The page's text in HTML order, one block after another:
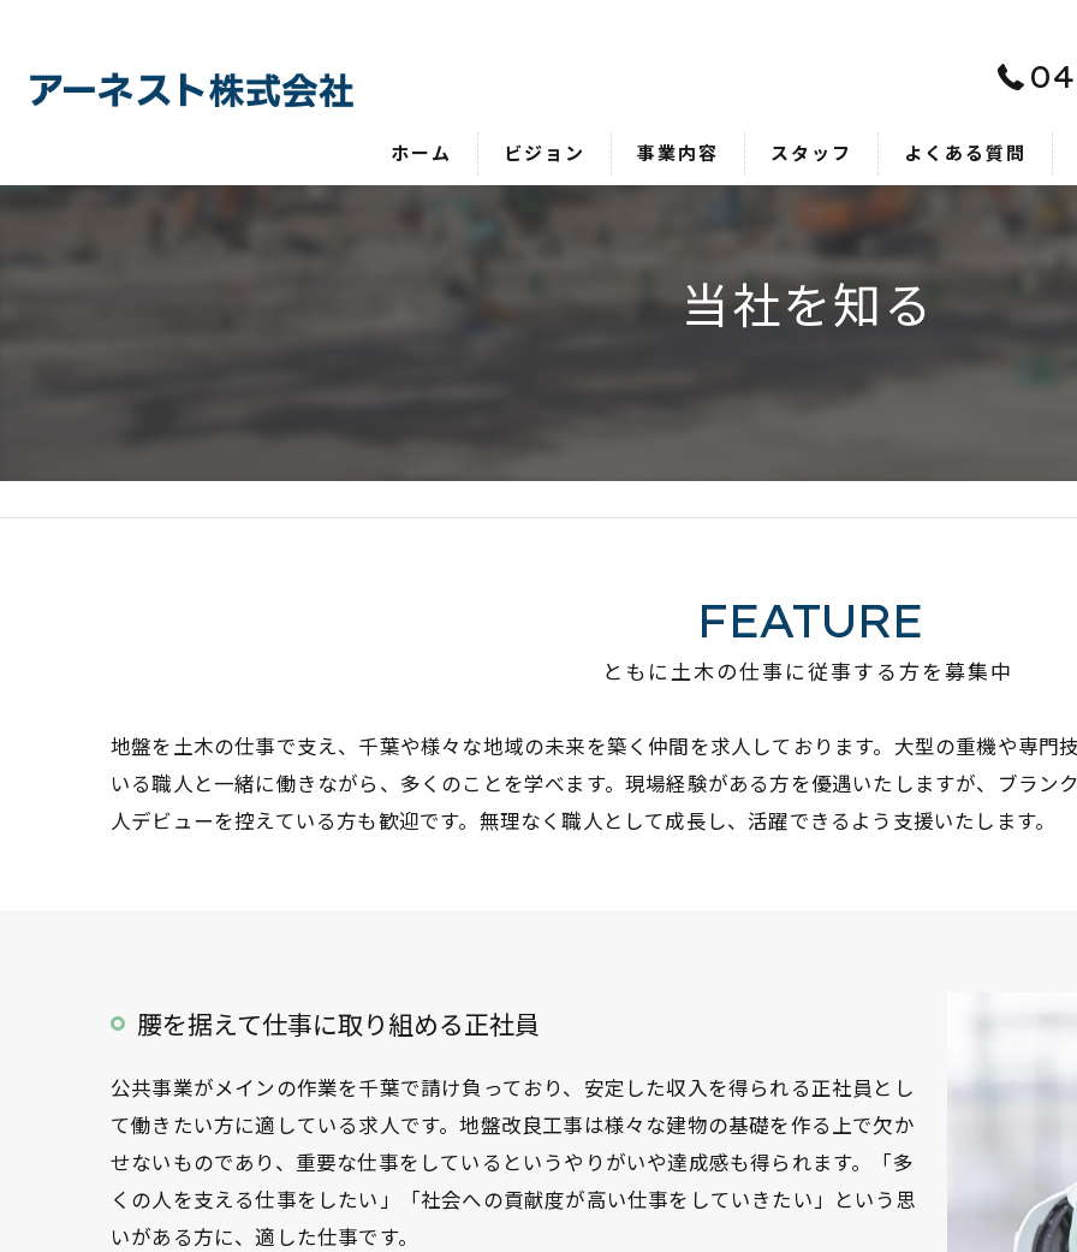
ホーム ビジョン 事業内容 スタッフ よくある質問
当社を知る
ともに土木の仕事に従事する方を募集中
FEATURE
地盤を土木の仕事で支え、千葉や様々な地域の未来を築く仲間を求人しております。大型の重機や専門
いる職人と一緒に働きながら、多くのことを学べます。現場経験がある方を優遇いたしますが、ブラン
人デビューを控えている方も歓迎です。無理なく職人として成長し、活躍できるよう支援いたします。
腰を据えて仕事に取り組める正社員
公共事業がメインの作業を千葉で請け負っており、安定した収入を得られる正社員とし
て働きたい方に適している求人です。地盤改良工事は様々な建物の基礎を作る上で欠か
せないものであり、重要な仕事をしているというやりがいや達成感も得られます。「多
くの人を支える仕事をしたい」「社会への貢献度が高い仕事をしていきたい」という思
いがある方に、適した仕事です。